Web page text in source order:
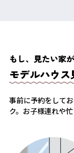
もし、見たい家
モデルハウス
事前に予約をして
ク。 お子様連れや忙